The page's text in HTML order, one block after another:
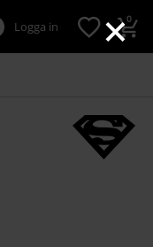
×
Logga in 0